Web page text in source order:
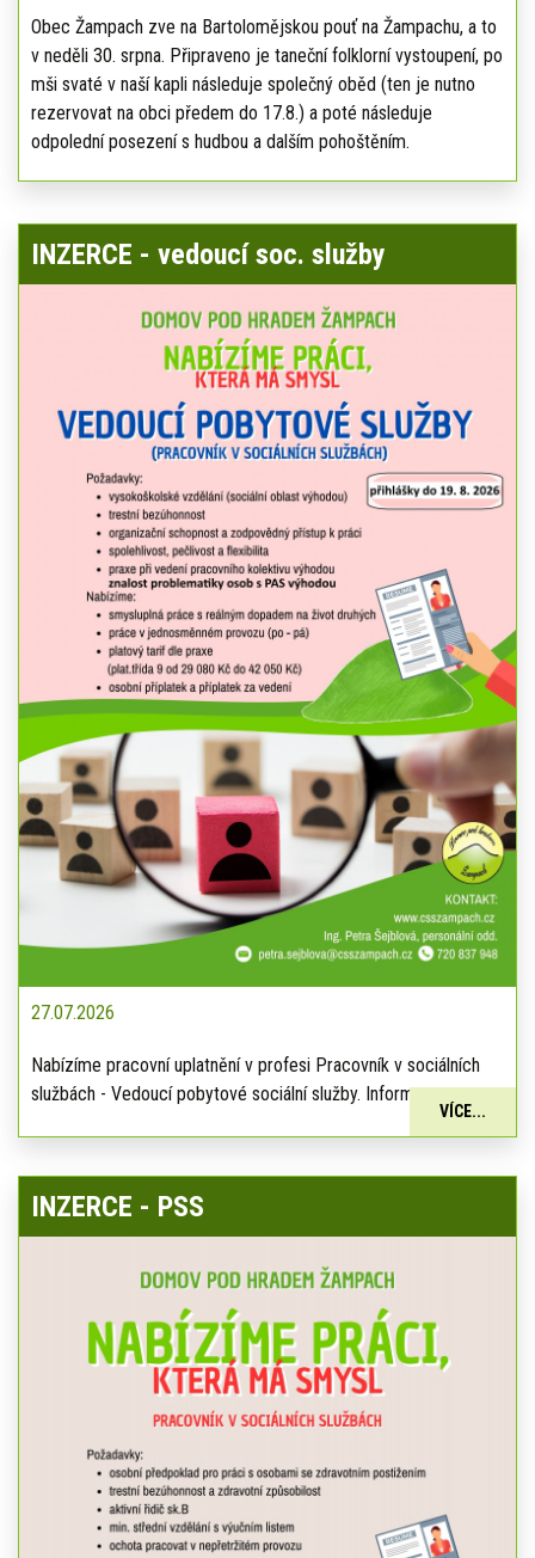
Obec Žampach zve na Bartolomějskou pouť na Žampachu, a to
v neděli 30. srpna. Připraveno je taneční folklorní vystoupení, po
mši svaté v naší kapli následuje společný oběd (ten je nutno
rezervovat na obci předem do 17.8.) a poté následuje
odpolední posezení s hudbou a dalším pohoštěním.
INZERCE - vedoucí soc. služby
27.07.2026
Nabízíme pracovní uplatnění v profesi Pracovník v sociálních
službách - Vedoucí pobytové sociální služby. Informace:
VÍCE...
INZERCE - PSS